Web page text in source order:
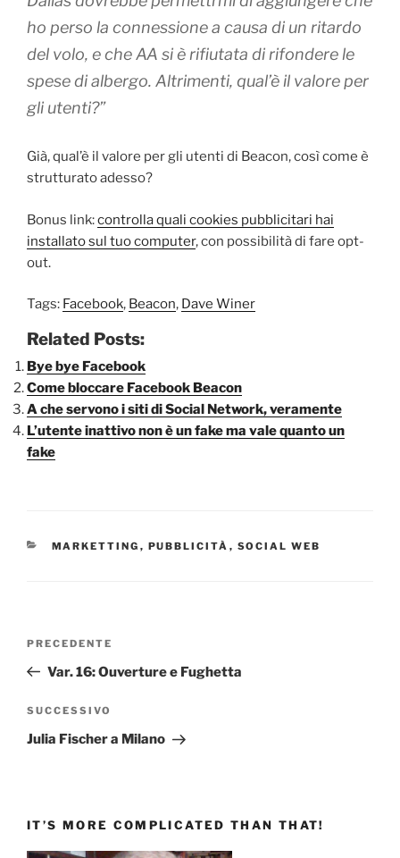
ho perso la connessione a causa di un ritardo
del volo, e che AA si è rifiutata di rifondere le
spese di albergo. Altrimenti, qual’è il valore per
gli utenti?”
Già, qual’è il valore per gli utenti di Beacon, così come è
strutturato adesso?
Bonus link:controlla quali cookies pubblicitari hai
installato sul tuo computer, con possibilità di fare opt-
out.
Tags: Facebook, Beacon, Dave Winer
Related Posts:
Bye bye Facebook
Come bloccare Facebook Beacon
A che servono i siti di Social Network, veramente
L’utente inattivo non è un fake ma vale quanto un
fake
CATEGORIE
MARKETTING , PUBBLICITÀ , SOCIAL WEB
Articolo
precedente:
PRECEDENTE
Var. 16: Ouverture e Fughetta
Articolo
successivo
SUCCESSIVO
Julia Fischer a Milano
IT’S MORE COMPLICATED THAN THAT!